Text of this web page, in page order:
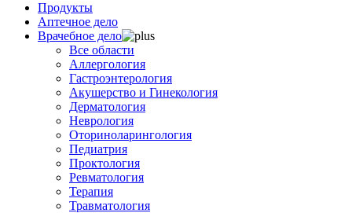
Продукты
Аптечное дело
Врачебное дело
Все области
Аллергология
Гастроэнтерология
Акушерство и Гинекология
Дерматология
Неврология
Оториноларингология
Педиатрия
Проктология
Ревматология
Терапия
Травматология